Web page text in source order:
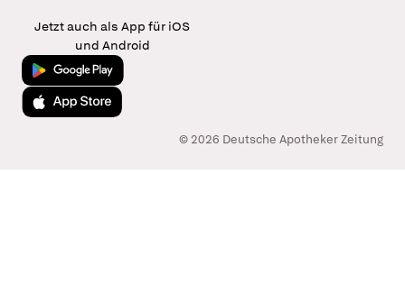
Jetzt auch als App für iOS
und Android
Jetzt bei Google Play
Laden im App Store
© 2026 Deutsche Apotheker Zeitung